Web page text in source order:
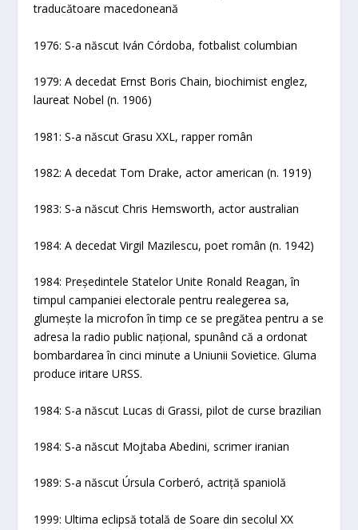
traducătoare macedoneană
1976: S-a născut Iván Córdoba, fotbalist columbian
1979: A decedat Ernst Boris Chain, biochimist englez,
laureat Nobel (n. 1906)
1981: S-a născut Grasu XXL, rapper român
1982: A decedat Tom Drake, actor american (n. 1919)
1983: S-a născut Chris Hemsworth, actor australian
1984: A decedat Virgil Mazilescu, poet român (n. 1942)
1984: Președintele Statelor Unite Ronald Reagan, în
timpul campaniei electorale pentru realegerea sa,
glumește la microfon în timp ce se pregătea pentru a se
adresa la radio public național, spunând că a ordonat
bombardarea în cinci minute a Uniunii Sovietice. Gluma
produce iritare URSS.
1984: S-a născut Lucas di Grassi, pilot de curse brazilian
1984: S-a născut Mojtaba Abedini, scrimer iranian
1989: S-a născut Úrsula Corberó, actriță spaniolă
1999: Ultima eclipsă totală de Soare din secolul XX